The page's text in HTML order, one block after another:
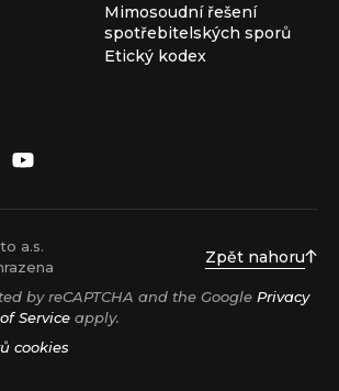
Mimosoudní řešení
spotřebitelských sporů
Etický kodex
a.s.
Zpět nahoru
by reCAPTCHA and the Google Privacy
Service apply.
cookies